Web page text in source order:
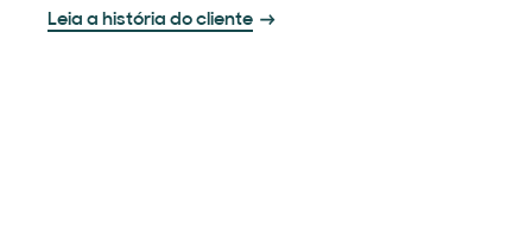
Leia a história do cliente